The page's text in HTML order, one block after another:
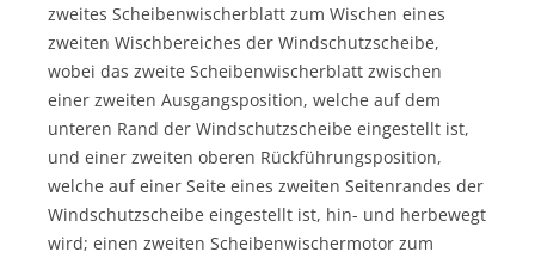
zweites Scheibenwischerblatt zum Wischen eines
zweiten Wischbereiches der Windschutzscheibe,
wobei das zweite Scheibenwischerblatt zwischen
einer zweiten Ausgangsposition, welche auf dem
unteren Rand der Windschutzscheibe eingestellt ist,
und einer zweiten oberen Rückführungsposition,
welche auf einer Seite eines zweiten Seitenrandes der
Windschutzscheibe eingestellt ist, hin- und herbewegt
wird; einen zweiten Scheibenwischermotor zum